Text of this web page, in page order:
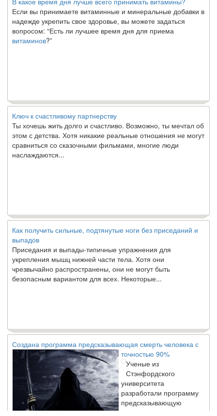
Если вы принимаете витаминные и минеральные добавки в
надежде укрепить свое здоровье, вы можете задаться
вопросом: “Есть ли лучшее время дня для приема
витаминов ?”
Ты хочешь жить долго и счастливо. Возможно, ты мечтал об
этом с детства. Хотя никакие реальные отношения не могут
сравниться со сказочными фильмами, многие люди
наслаждаются...
выпадов
Приседания и выпады-типичные упражнения для
укрепления мышц нижней части тела. Хотя они
чрезвычайно распространены, они не могут быть
безопасным вариантом для всех. Некоторые...
точностью 90%
Ученые из
Стэнфордского
университета
разработали программу
предсказывающую
смерть человека с